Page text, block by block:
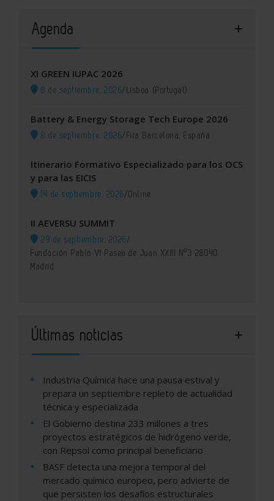
Agenda
XI GREEN IUPAC 2026
8 de septiembre, 2026/Lisboa (Portugal)
Battery & Energy Storage Tech Europe 2026
8 de septiembre, 2026/Fira Barcelona, España
Itinerario Formativo Especializado para los OCS
y para las EICIS
14 de septiembre, 2026/Online
II AEVERSU SUMMIT
29 de septiembre, 2026/
Fundación Pablo VI Paseo de Juan XXIII Nº3 28040
Madrid
Últimas noticias
Industria Química hace una pausa estival y
prepara un septiembre repleto de actualidad
técnica y especializada
El Gobierno destina 233 millones a tres
proyectos estratégicos de hidrógeno verde,
con Repsol como principal beneficiario
BASF detecta una mejora temporal del
mercado químico europeo, pero advierte de
que persisten los desafíos estructurales